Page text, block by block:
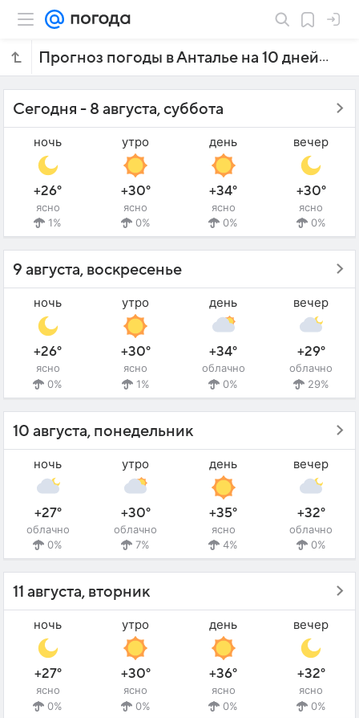
Прогноз погоды в Анталье на 10 дней
Сегодня - 8 августа, суббота
ночь
+26°
ясно
1%
утро
+30°
ясно
0%
день
+34°
ясно
0%
вечер
+30°
ясно
0%
9 августа, воскресенье
ночь
+26°
ясно
0%
утро
+30°
ясно
1%
день
+34°
облачно
0%
вечер
+29°
облачно
29%
10 августа, понедельник
ночь
+27°
облачно
0%
утро
+30°
облачно
7%
день
+35°
ясно
4%
вечер
+32°
облачно
0%
11 августа, вторник
ночь
+27°
ясно
0%
утро
+30°
ясно
0%
день
+36°
ясно
0%
вечер
+32°
ясно
0%